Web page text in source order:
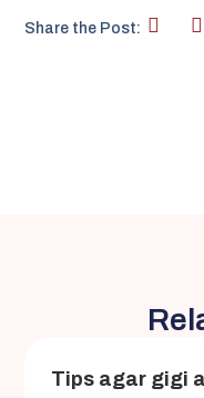
Share the Post:
Tips agar gigi